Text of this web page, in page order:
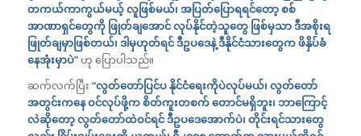
တကယ်ကာကွယ်မယ့် လူဖြစ်မယ်၊ အပြတ်ပြောရရင်တော့ စစ်
အာဏာရှင်တွေကို ဖြုတ်ချအောင် လုပ်နိုင်တဲ့သူတွေ ဖြစ်မှသာ ဒီအစိုးရ
ဖြုတ်ချမှာဖြစ်တယ်၊ ဒါမှဟုတ်ရင် ဒီဥပဒေနဲ့ ဒီနိုင်ငံသားတွေက ဖိနှိပ်ခံ
နေအုံးမှာပဲ”ဟု ပြောပါသည်။
ဆက်လက်ပြီး “လွတ်တော်ပြင်ပ နိုင်ငံရေးကိုပဲလုပ်မယ်၊ လွတ်တော်
အတွင်းကနေ ဝင်လုပ်ဖို့က စိတ်ကူးတစက် တောင်မရှိဘူး၊ ဘာကြောင့်
လဲဆိုတော့ လွတ်တော်ထဲဝင်ရင် ဒီဥပဒေအောက်ပဲ၊ တိုင်းရင်သားတွေ